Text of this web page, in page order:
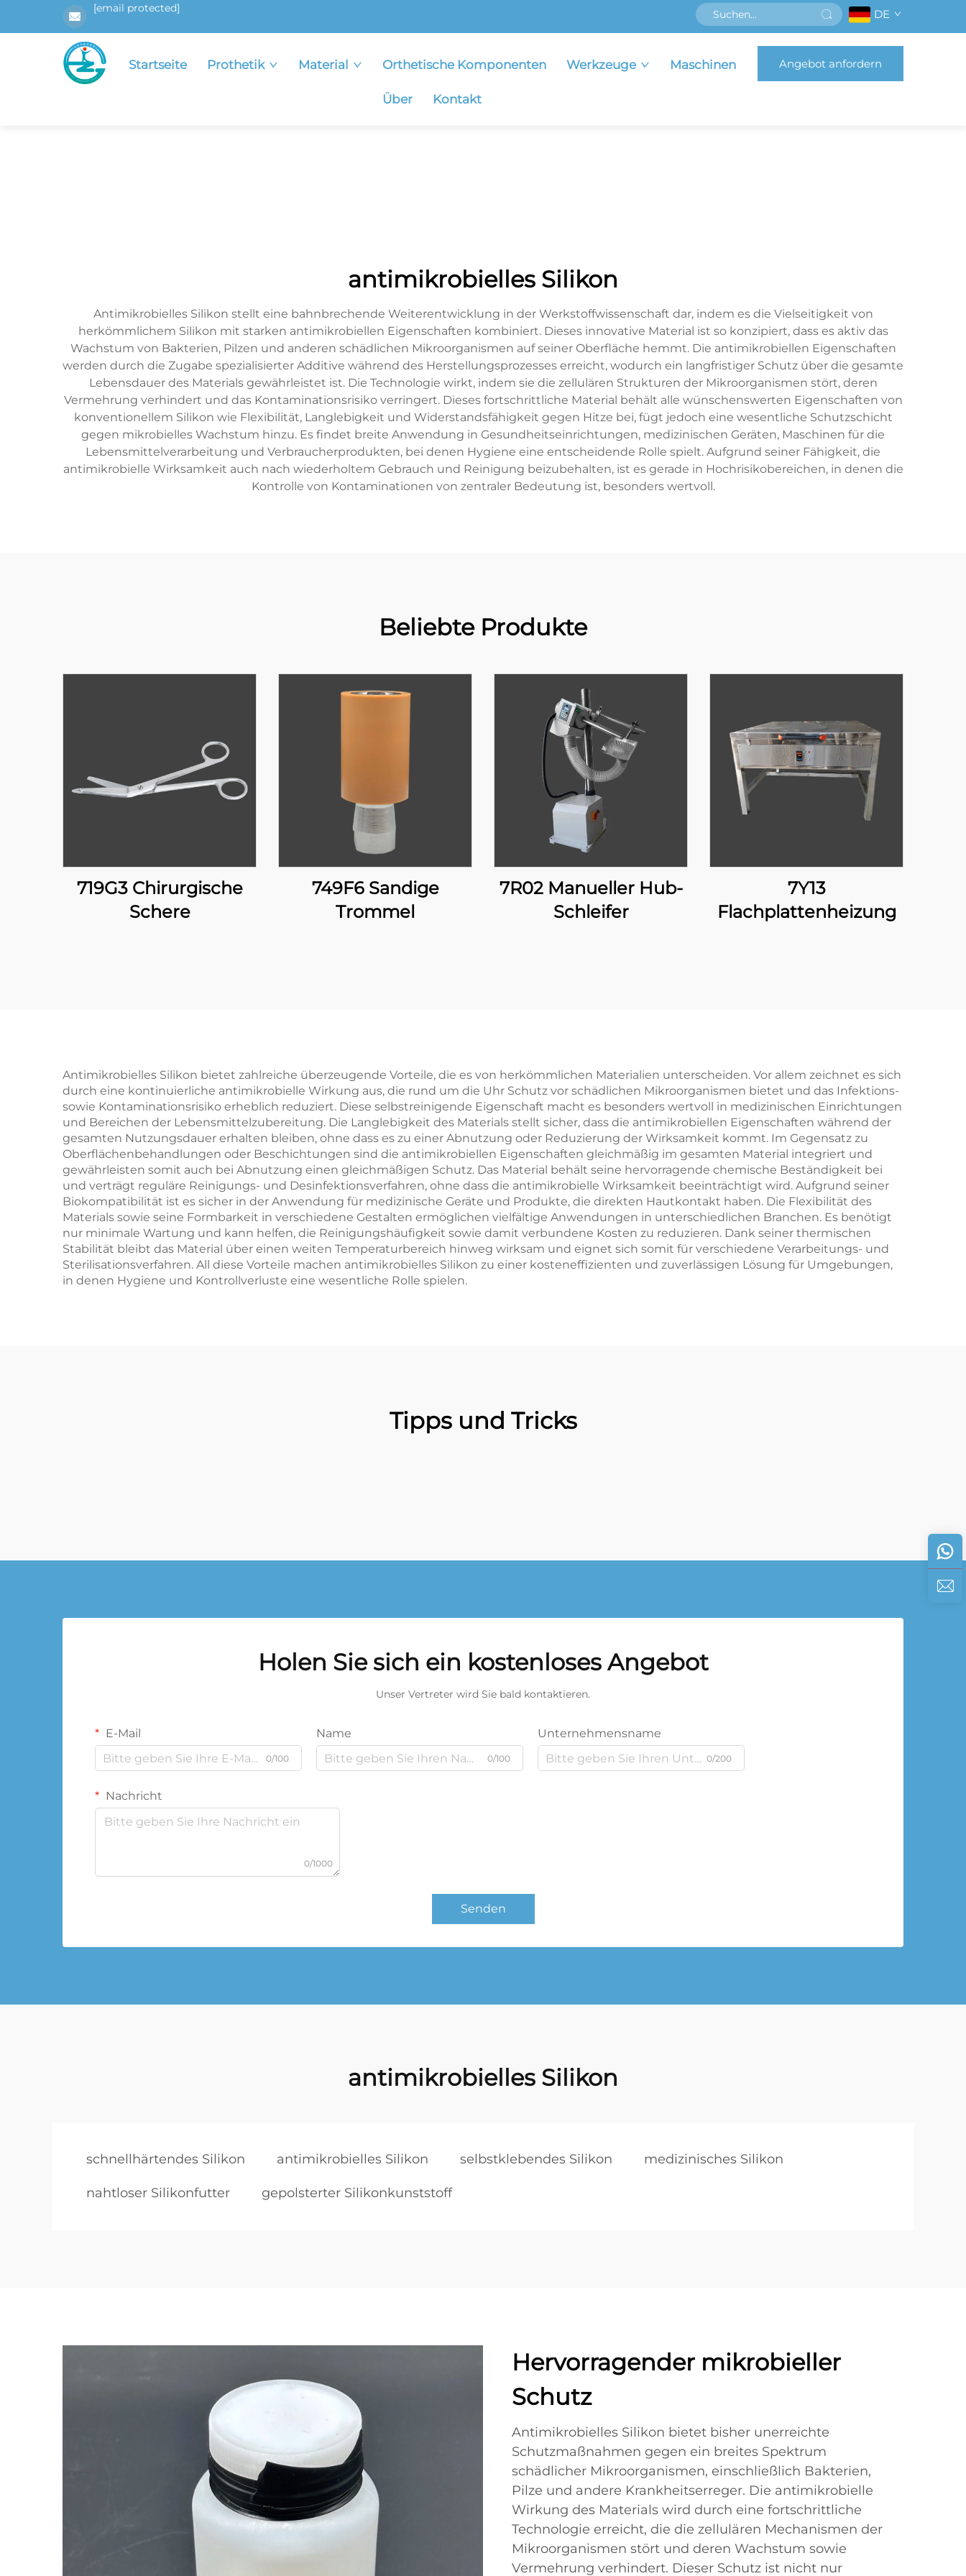
[email protected] DE
Startseite Prothetik Material Orthetische Komponenten Werkzeuge Maschinen
Über Kontakt
Angebot anfordern
antimikrobielles Silikon
Antimikrobielles Silikon stellt eine bahnbrechende Weiterentwicklung in der Werkstoffwissenschaft dar, indem es die Vielseitigkeit von
herkömmlichem Silikon mit starken antimikrobiellen Eigenschaften kombiniert. Dieses innovative Material ist so konzipiert, dass es aktiv das
Wachstum von Bakterien, Pilzen und anderen schädlichen Mikroorganismen auf seiner Oberfläche hemmt. Die antimikrobiellen Eigenschaften
werden durch die Zugabe spezialisierter Additive während des Herstellungsprozesses erreicht, wodurch ein langfristiger Schutz über die gesamte
Lebensdauer des Materials gewährleistet ist. Die Technologie wirkt, indem sie die zellulären Strukturen der Mikroorganismen stört, deren
Vermehrung verhindert und das Kontaminationsrisiko verringert. Dieses fortschrittliche Material behält alle wünschenswerten Eigenschaften von
konventionellem Silikon wie Flexibilität, Langlebigkeit und Widerstandsfähigkeit gegen Hitze bei, fügt jedoch eine wesentliche Schutzschicht
gegen mikrobielles Wachstum hinzu. Es findet breite Anwendung in Gesundheitseinrichtungen, medizinischen Geräten, Maschinen für die
Lebensmittelverarbeitung und Verbraucherprodukten, bei denen Hygiene eine entscheidende Rolle spielt. Aufgrund seiner Fähigkeit, die
antimikrobielle Wirksamkeit auch nach wiederholtem Gebrauch und Reinigung beizubehalten, ist es gerade in Hochrisikobereichen, in denen die
Kontrolle von Kontaminationen von zentraler Bedeutung ist, besonders wertvoll.
Beliebte Produkte
719G3 Chirurgische
Schere
749F6 Sandige
Trommel
7R02 Manueller Hub-
Schleifer
7Y13
Flachplattenheizung
Antimikrobielles Silikon bietet zahlreiche überzeugende Vorteile, die es von herkömmlichen Materialien unterscheiden. Vor allem zeichnet es sich
durch eine kontinuierliche antimikrobielle Wirkung aus, die rund um die Uhr Schutz vor schädlichen Mikroorganismen bietet und das Infektions-
sowie Kontaminationsrisiko erheblich reduziert. Diese selbstreinigende Eigenschaft macht es besonders wertvoll in medizinischen Einrichtungen
und Bereichen der Lebensmittelzubereitung. Die Langlebigkeit des Materials stellt sicher, dass die antimikrobiellen Eigenschaften während der
gesamten Nutzungsdauer erhalten bleiben, ohne dass es zu einer Abnutzung oder Reduzierung der Wirksamkeit kommt. Im Gegensatz zu
Oberflächenbehandlungen oder Beschichtungen sind die antimikrobiellen Eigenschaften gleichmäßig im gesamten Material integriert und
gewährleisten somit auch bei Abnutzung einen gleichmäßigen Schutz. Das Material behält seine hervorragende chemische Beständigkeit bei
und verträgt reguläre Reinigungs- und Desinfektionsverfahren, ohne dass die antimikrobielle Wirksamkeit beeinträchtigt wird. Aufgrund seiner
Biokompatibilität ist es sicher in der Anwendung für medizinische Geräte und Produkte, die direkten Hautkontakt haben. Die Flexibilität des
Materials sowie seine Formbarkeit in verschiedene Gestalten ermöglichen vielfältige Anwendungen in unterschiedlichen Branchen. Es benötigt
nur minimale Wartung und kann helfen, die Reinigungshäufigkeit sowie damit verbundene Kosten zu reduzieren. Dank seiner thermischen
Stabilität bleibt das Material über einen weiten Temperaturbereich hinweg wirksam und eignet sich somit für verschiedene Verarbeitungs- und
Sterilisationsverfahren. All diese Vorteile machen antimikrobielles Silikon zu einer kosteneffizienten und zuverlässigen Lösung für Umgebungen,
in denen Hygiene und Kontrollverluste eine wesentliche Rolle spielen.
Tipps und Tricks
Holen Sie sich ein kostenloses Angebot
Unser Vertreter wird Sie bald kontaktieren.
E-Mail
0/100
Name
0/100
Unternehmensname
0/200
Nachricht
0/1000
Senden
antimikrobielles Silikon
schnellhärtendes Silikon antimikrobielles Silikon selbstklebendes Silikon medizinisches Silikon
nahtloser Silikonfutter gepolsterter Silikonkunststoff
Hervorragender mikrobieller
Schutz
Antimikrobielles Silikon bietet bisher unerreichte
Schutzmaßnahmen gegen ein breites Spektrum
schädlicher Mikroorganismen, einschließlich Bakterien,
Pilze und andere Krankheitserreger. Die antimikrobielle
Wirkung des Materials wird durch eine fortschrittliche
Technologie erreicht, die die zellulären Mechanismen der
Mikroorganismen stört und deren Wachstum sowie
Vermehrung verhindert. Dieser Schutz ist nicht nur